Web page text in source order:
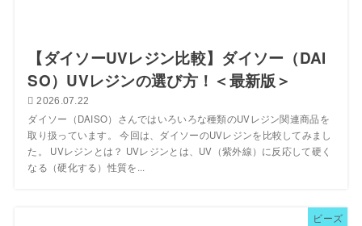
【ダイソーUVレジン比較】ダイソー（DAI
SO）UVレジンの選び方！＜最新版＞
2026.07.22
ダイソー（DAISO）さんではいろいろな種類のUVレジン関連商品を
取り扱っています。 今回は、ダイソーのUVレジンを比較してみまし
た。 UVレジンとは？ UVレジンとは、UV（紫外線）に反応して硬く
なる（硬化する）性質を...
ビーズ